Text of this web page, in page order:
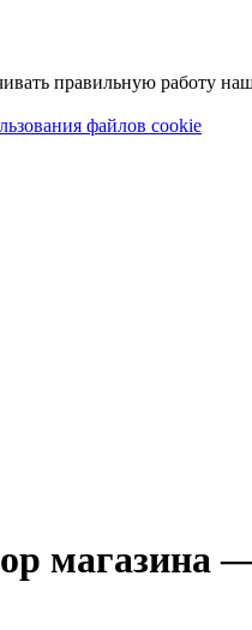
правильную работу
файлов cookie
магазина